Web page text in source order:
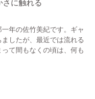
に触れる
年の佐竹美紀です。ギャ
したが、最近では流れる
て間もなくの頃は、何も